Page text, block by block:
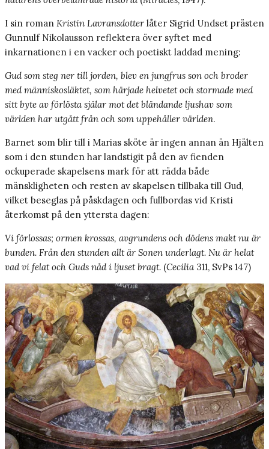
I sin roman Kristin Lavransdotter låter Sigrid Undset prästen
Gunnulf Nikolausson reflektera över syftet med
inkarnationen i en vacker och poetiskt laddad mening:
Gud som steg ner till jorden, blev en jungfrus son och broder
med människosläktet, som härjade helvetet och stormade med
sitt byte av förlösta själar mot det bländande ljushav som
världen har utgått från och som uppehåller världen.
Barnet som blir till i Marias sköte är ingen annan än Hjälten
som i den stunden har landstigit på den av fienden
ockuperade skapelsens mark för att rädda både
mänskligheten och resten av skapelsen tillbaka till Gud,
vilket beseglas på påskdagen och fullbordas vid Kristi
återkomst på den yttersta dagen:
Vi förlossas; ormen krossas, avgrundens och dödens makt nu är
bunden. Från den stunden allt är Sonen underlagt. Nu är helat
vad vi felat och Guds nåd i ljuset bragt. (Cecilia 311, SvPs 147)